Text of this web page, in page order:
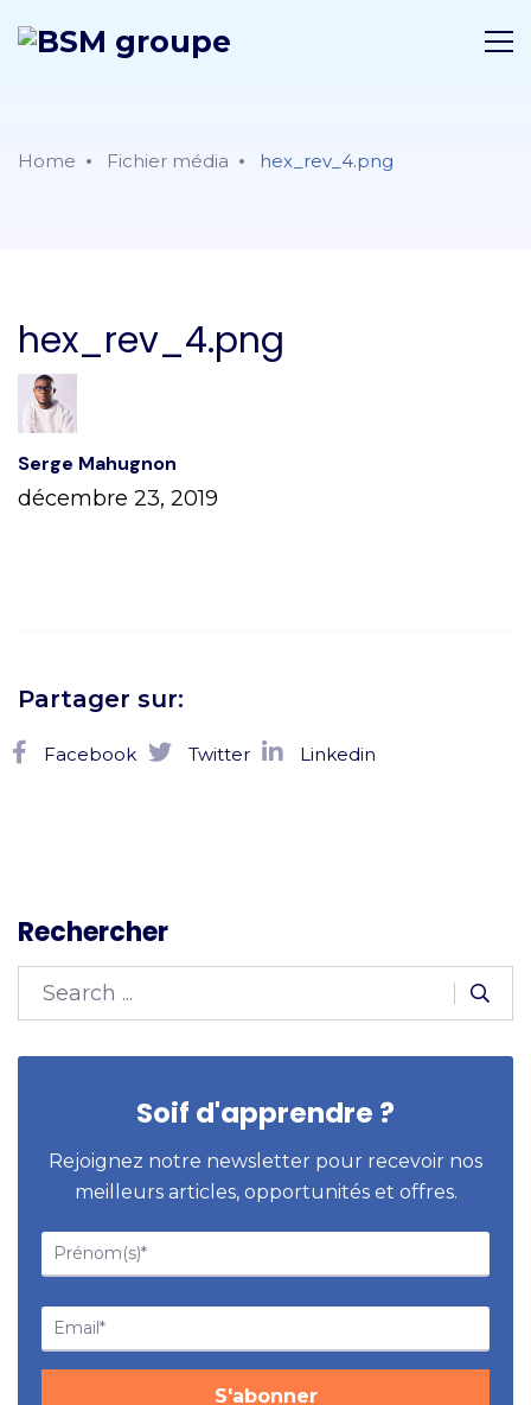
Home Fichier média hex_rev_4.png
hex_rev_4.png
Serge Mahugnon
décembre 23, 2019
Partager sur:
Facebook Twitter Linkedin
Rechercher
Soif d'apprendre ?
Rejoignez notre newsletter pour recevoir nos
meilleurs articles, opportunités et offres.